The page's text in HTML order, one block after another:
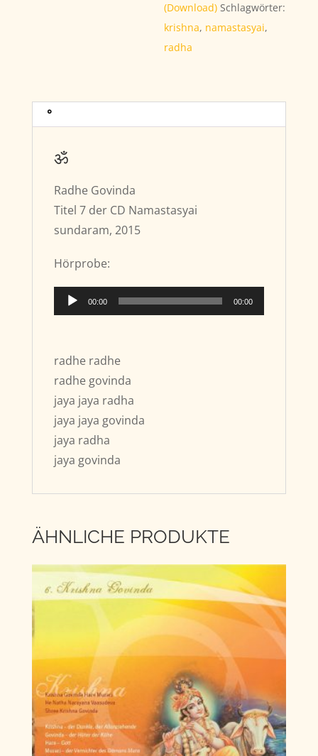
(Download) Schlagwörter:
krishna, namastasyai,
radha
°
ॐ
Radhe Govinda
Titel 7 der CD Namastasyai
sundaram, 2015
Hörprobe:
Audio-
Player
00:00 00:00
radhe radhe
radhe govinda
jaya jaya radha
jaya jaya govinda
jaya radha
jaya govinda
ÄHNLICHE PRODUKTE